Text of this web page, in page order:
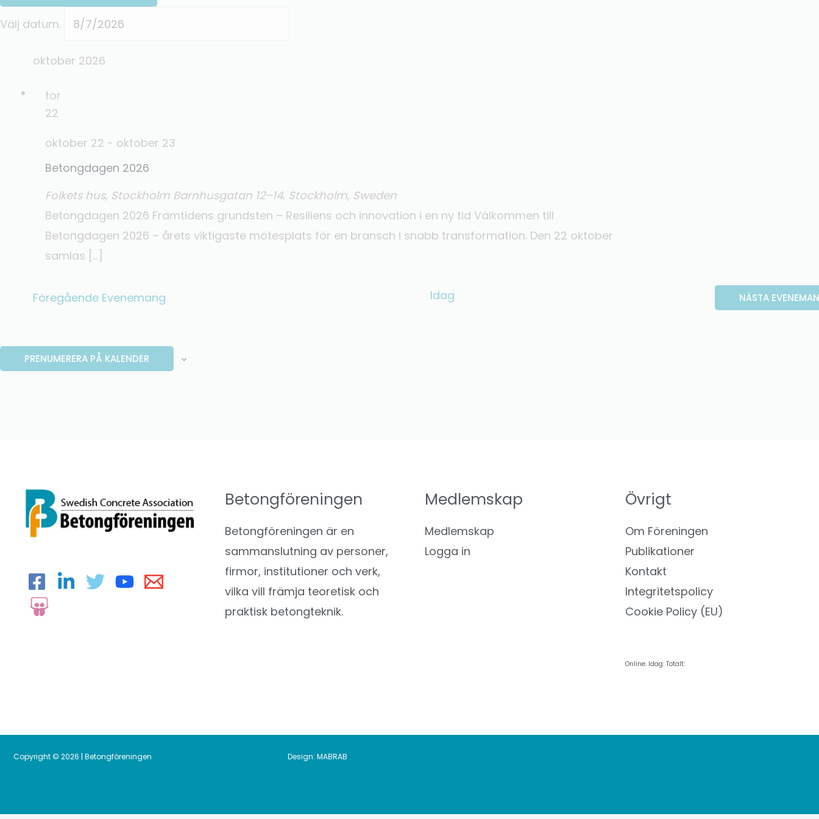
Välj datum.
oktober 2026
tor
22
Betongdagen 2026
oktober 22 - oktober 23
Folkets hus, Stockholm Barnhusgatan 12–14, Stockholm, Sweden
Betongdagen 2026 Framtidens grundsten – Resiliens och innovation i en ny tid Välkommen till
Betongdagen 2026 – årets viktigaste mötesplats för en bransch i snabb transformation. Den 22 oktober
samlas […]
Föregående Evenemang Idag NÄSTA
PRENUMERERA PÅ KALENDER
Betongföreningen
Betongföreningen är en
sammanslutning av personer,
firmor, institutioner och verk,
vilka vill främja teoretisk och
praktisk betongteknik.
Medlemskap
Medlemskap
Logga in
Övrigt
Om Föreningen
Publikationer
Kontakt
Integritetspolicy
Cookie Policy (EU)
Online: Idag: Totalt:
Copyright © 2026 | Betongföreningen Design: MABRAB